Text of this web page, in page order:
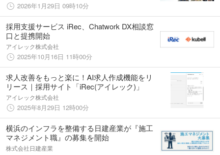
2026年1月29日 09時10分
採用支援サービス iRec、Chatwork DX相談窓
口と提携開始
アイレック株式会社
2025年10月16日 11時00分
求人改善をもっと楽に！AI求人作成機能をリ
リース｜採用サイト「iRec(アイレック)」
アイレック株式会社
2025年8月29日 12時00分
横浜のインフラを整備する日建産業が『施工
マネジメント職』の募集を開始
株式会社日建産業